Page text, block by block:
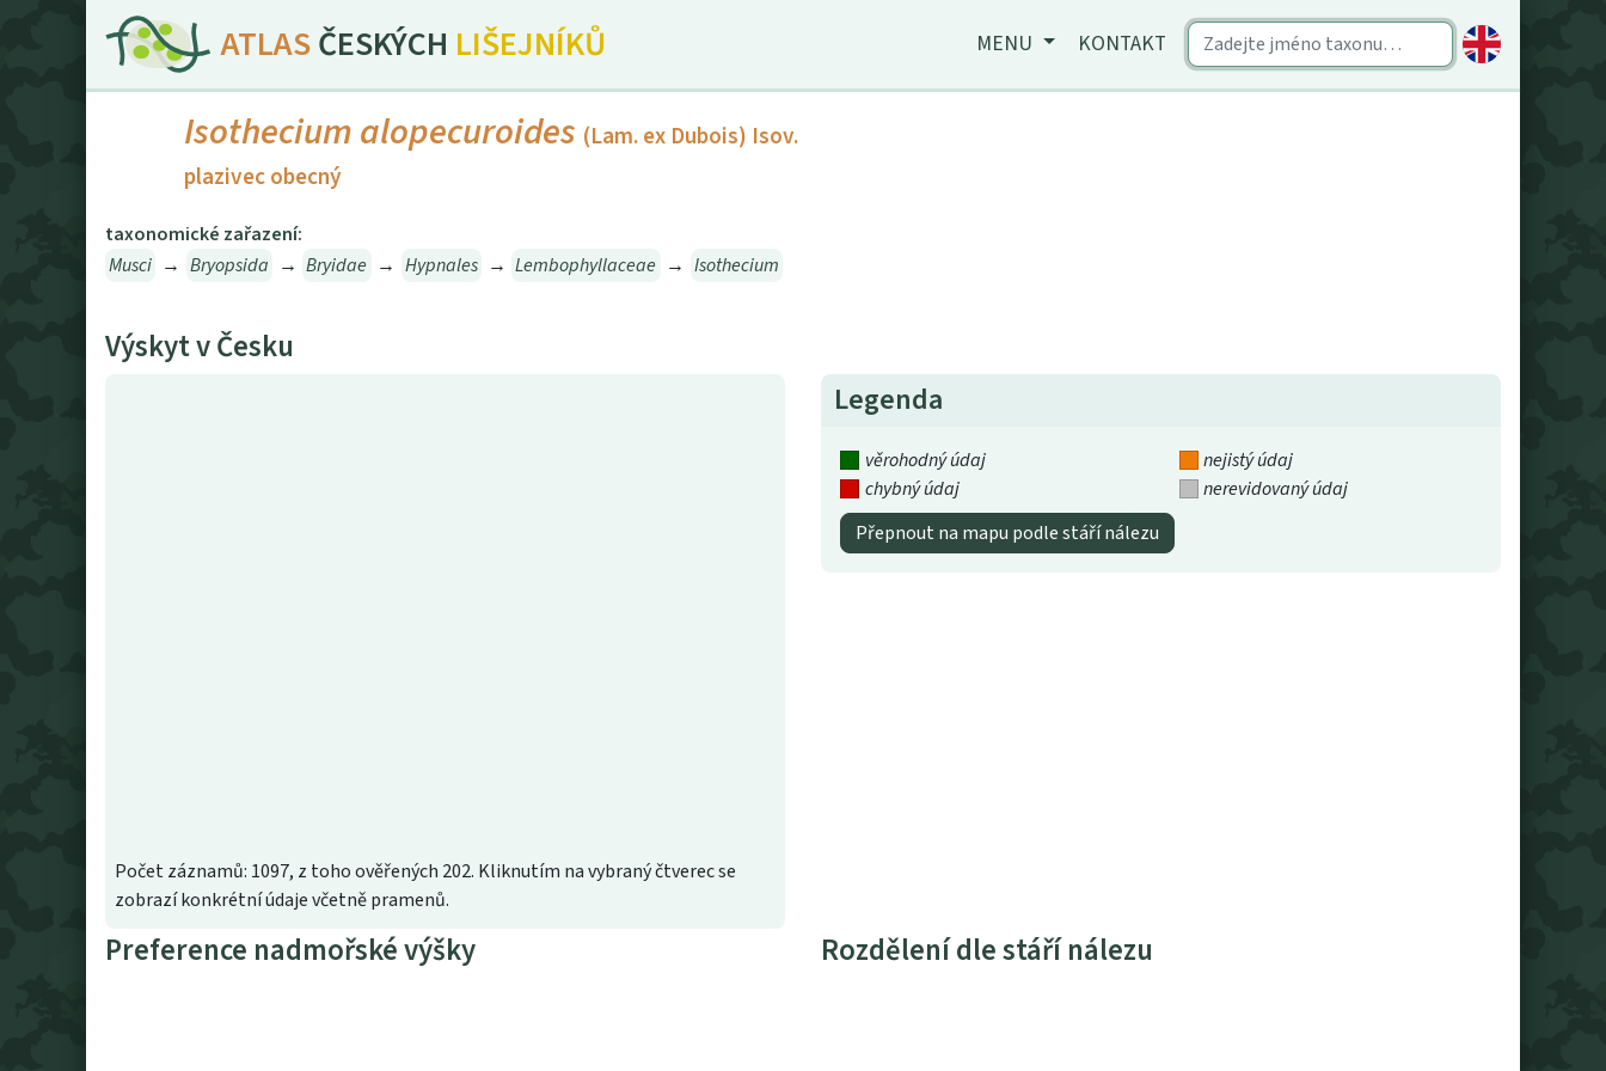
ATLASČESKÝCH LIŠEJNÍKŮ MENU KONTAKT
Isothecium alopecuroides (Lam. ex Dubois) Isov.
plazivec obecný
taxonomické zařazení:
Musci → Bryopsida → Bryidae → Hypnales → Lembophyllaceae → Isothecium
Výskyt v Česku
Počet záznamů: 1097, z toho ověřených 202. Kliknutím na vybraný čtverec se
zobrazí konkrétní údaje včetně pramenů.
Legenda
věrohodný údaj
nejistý údaj
chybný údaj
nerevidovaný údaj
Přepnout na mapu podle stáří nálezu
Preference nadmořské výšky Rozdělení dle stáří nálezu